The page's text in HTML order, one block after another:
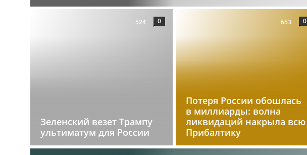
Зеленский везет Трампу
ультиматум для России
524 0
Потеря России обошлась
в миллиарды: волна
ликвидаций накрыла всю
Прибалтику
653 0